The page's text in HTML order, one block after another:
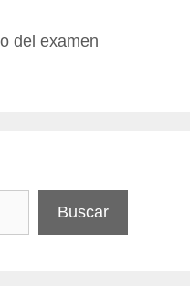
del examen
Buscar